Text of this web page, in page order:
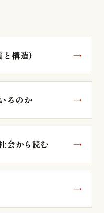
と構造)
るのか
会から読む